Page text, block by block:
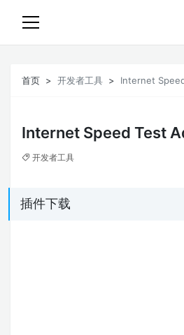
首页 开发者工具 Internet
Internet Speed Test
开发者工具
插件下载